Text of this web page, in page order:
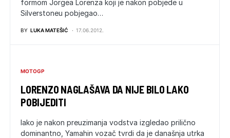
formom Jorgea Lorenza koji je nakon pobjede u
Silverstoneu pobjegao…
BY LUKA MATEŠIĆ 17.06.2012.
MOTOGP
LORENZO NAGLAŠAVA DA NIJE BILO LAKO
POBIJEDITI
Iako je nakon preuzimanja vodstva izgledao prilično
dominantno, Yamahin vozač tvrdi da je današnja utrka